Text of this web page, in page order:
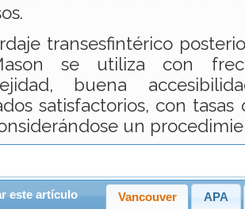
transesfintérico
se utiliza con
buena
satisfactorios, con
un
este artículo Vancouver APA